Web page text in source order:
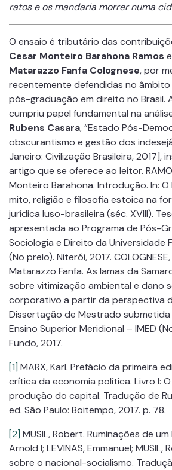
ratos e os mandaria morrer numa
O ensaio é tributário das
Cesar Monteiro Barahona Ramos e
Matarazzo Fanfa Colognese, por
recentemente defendidas no
pós-graduação em direito no Brasil.
cumpriu papel fundamental na
Rubens Casara, “Estado Pós-
obscurantismo e gestão dos
Janeiro: Civilização Brasileira, 2017],
artigo que se oferece ao leitor.
Monteiro Barahona. Introdução. In: O
mito, religião e filosofia estoica na
jurídica luso-brasileira (séc. XVIII).
apresentada ao Programa de Pós-
Sociologia e Direito da Universidade
(No prelo). Niterói, 2017.
Matarazzo Fanfa. As lamas da
sobre vitimização ambiental e dano
corporativo a partir da perspectiva
Dissertação de Mestrado
Ensino Superior Meridional – IMED
Fundo, 2017.
[1] MARX, Karl. Prefácio da primeira
crítica da economia política. Livro I:
produção do capital. Tradução de
ed. São Paulo: Boitempo, 2017. p. 78.
[2] MUSIL, Robert. Ruminações de um
Arnold I; LEVINAS, Emmanuel; MUSIL,
sobre o nacional-socialismo.